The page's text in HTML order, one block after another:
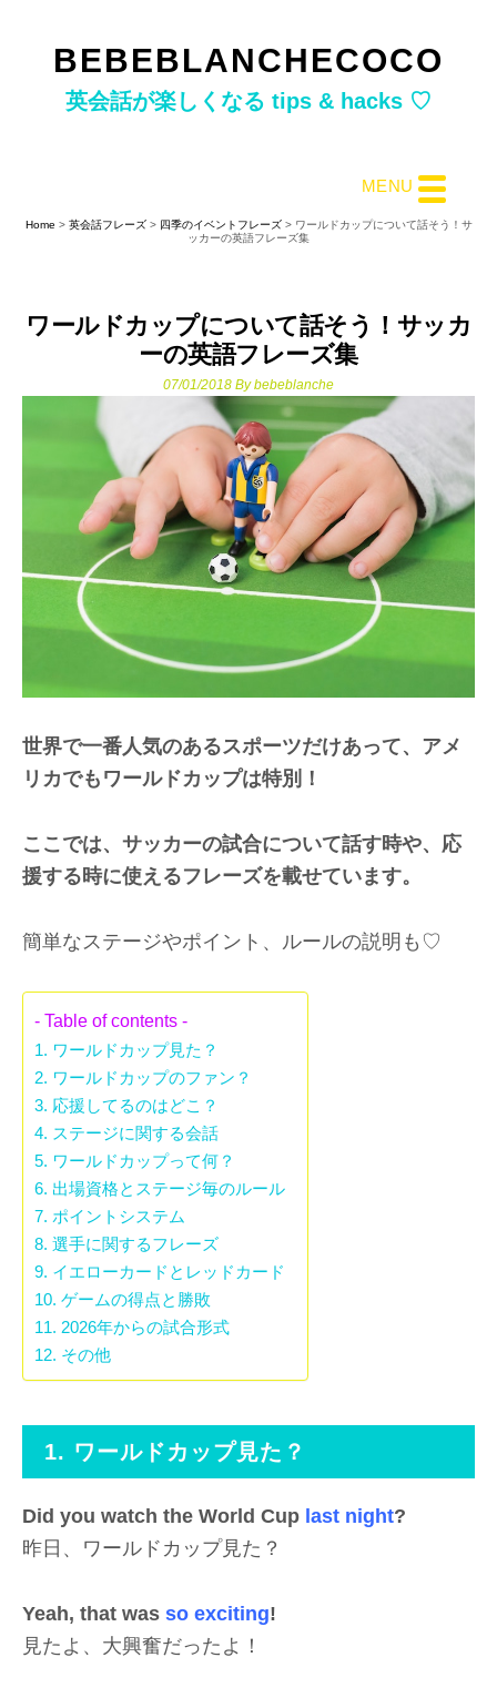
content
sidebar
BEBEBLANCHECOCO
英会話が楽しくなる tips & hacks ♡
Home > 英会話フレーズ> 四季のイベントフレーズ> ワールドカップについて話そう！サ
ッカーの英語フレーズ集
ワールドカップについて話そう！サッカ
ーの英語フレーズ集
07/01/2018 Bybebeblanche
世界で一番人気のあるスポーツだけあって、アメ
リカでもワールドカップは特別！
ここでは、サッカーの試合について話す時や、応
援する時に使えるフレーズを載せています。
簡単なステージやポイント、ルールの説明も♡
- Table of contents -
1. ワールドカップ見た？
2. ワールドカップのファン？
3. 応援してるのはどこ？
4. ステージに関する会話
5. ワールドカップって何？
6. 出場資格とステージ毎のルール
7. ポイントシステム
8. 選手に関するフレーズ
9. イエローカードとレッドカード
10. ゲームの得点と勝敗
11. 2026年からの試合形式
12. その他
1. ワールドカップ見た？
Did you watch the World Cup last night?
昨日、ワールドカップ見た？
Yeah, that was so exciting!
見たよ、大興奮だったよ！
MENU